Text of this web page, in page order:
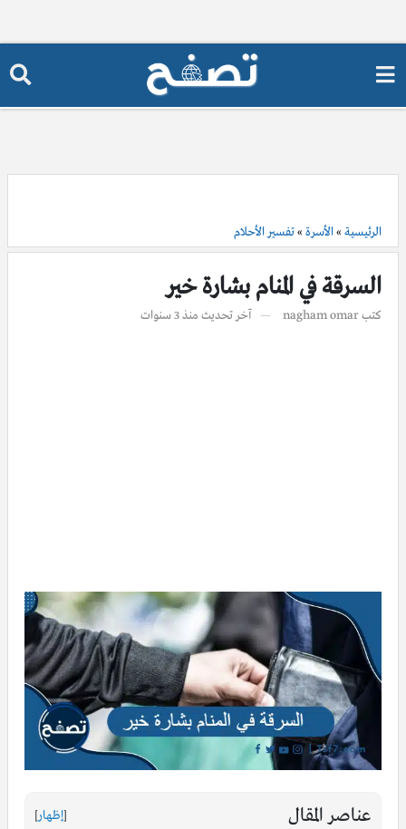
الرئيسية »الأسرة »تفسير الأحلام
السرقة في المنام بشارة خير
كتبnagham omar آخر تحديث منذ 3 سنوات
عناصر المقال [إظهار]